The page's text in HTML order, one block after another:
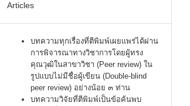
Articles
บทความทุกเรื่องที่ตีพิมพ์เผยแพร่ได้ผ่าน
การพิจารณาทางวิชาการโดยผู้ทรง
คุณวุฒิในสาขาวิชา (Peer review) ใน
รูปแบบไม่มีชื่อผู้เขียน (Double-blind
peer review) อย่างน้อย ๓ ท่าน
บทความวิจัยที่ตีพิมพ์เป็นข้อค้นพบ